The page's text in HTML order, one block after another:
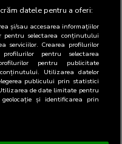
datele pentru a oferi:
și/sau accesarea informațiilor
pentru selectarea conținutului
serviciilor. Crearea profilurilor
pentru selectarea
pentru publicitate
Utilizarea datelor
publicului prin statistici
de date limitate pentru
și identificarea prin